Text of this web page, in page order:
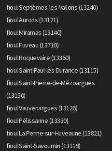
fioul Septèmes-les-Vallons (13240)
fioul Aurons (13121)
fioul Miramas (13140)
fioul Fuveau (13710)
fioul Roquevaire (13360)
fioul Saint-Paul-lès-Durance (13115)
fioul Saint-Pierre-de-Mézoargues
(13150)
fioul Vauvenargues (13126)
fioul Pélissanne (13330)
fioul La Penne-sur-Huveaune (13821)
fioul Saint-Savournin (13119)